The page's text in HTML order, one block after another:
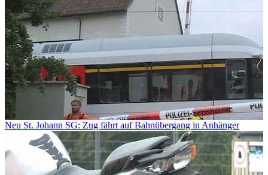
Neu St. Johann SG: Zug fährt auf Bahnübergang in Anhänger